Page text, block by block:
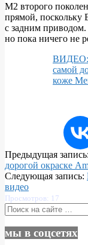
M2 второго
прямой, поскольку
с задним
но пока ничего не
ВИДЕО:
самой
коже
2023-
02-
28
Предыдущая запись:
дорогой окраске
Следующая запись:
видео
Просмотров: 17
Поиск
мы в соцсетях